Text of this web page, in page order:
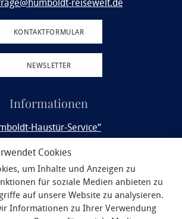
Cookies
um Inhalte und Anzeigen zu
für soziale Medien anbieten zu
auf unsere Website zu analysieren.
Informationen zu Ihrer Verwendung
KONTAKTFORMULAR
NEWSLETTER
Informationen
Haustür-Service“
Rail&Fly
Service
Philosophie
Unsere Partner